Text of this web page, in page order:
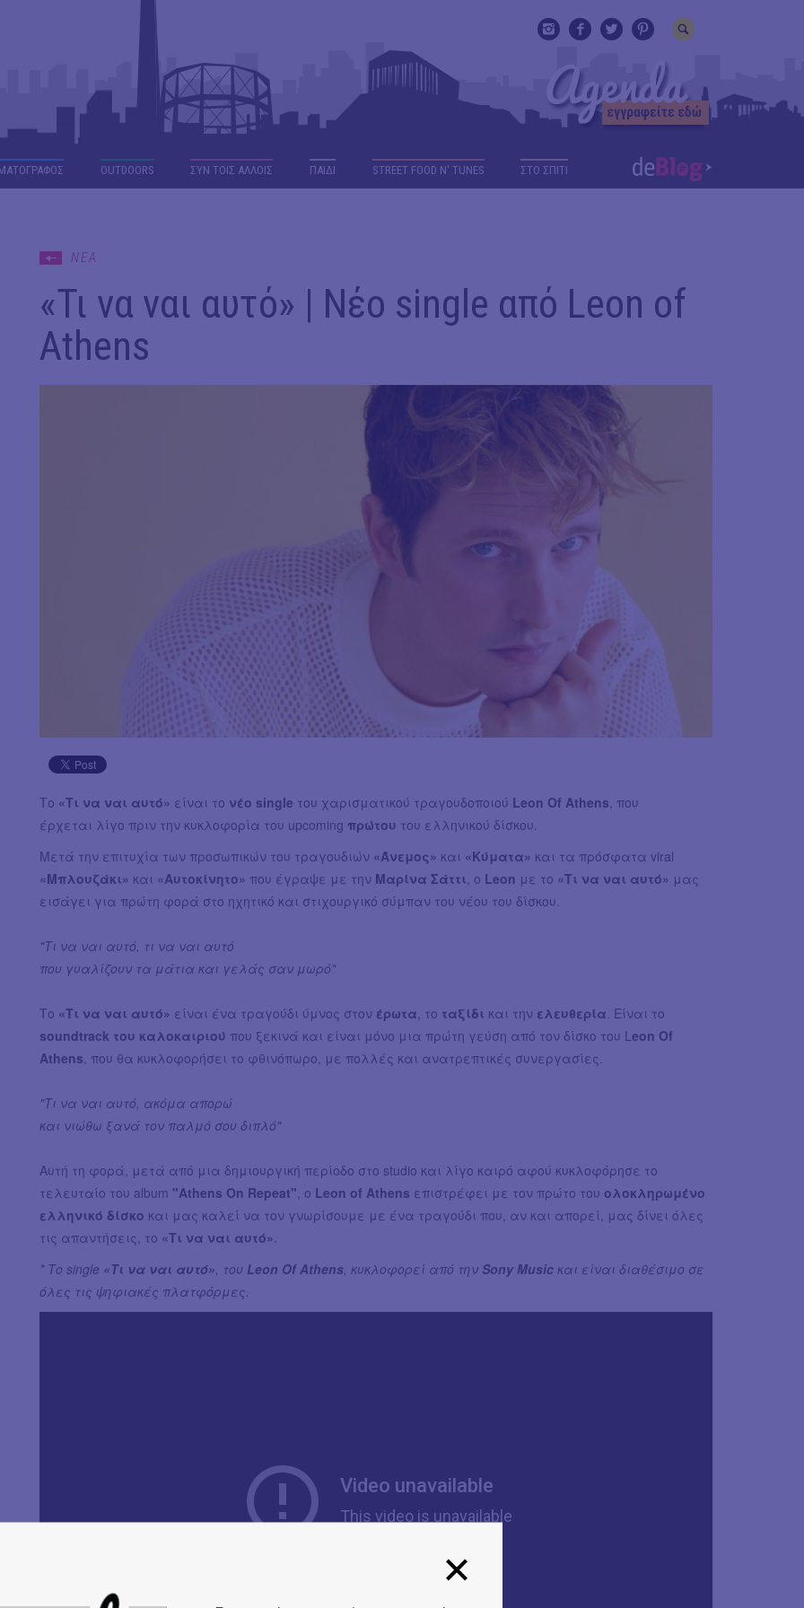
OUTDΟORS ΣΥΝ ΤΟΙΣ ΑΛΛΟΙΣ ΠΑΙΔΙ STREET FOOD N' TUNES ΣΤΟ ΣΠΙΤΙ
ΝΕΑ
«Τι να ναι αυτό» | Νέο single από Leon of
Athens
Το «Τι να ναι αυτό» είναι το νέο single του χαρισματικού τραγουδοποιού Leon Of Athens , που
έρχεται λίγο πριν την κυκλοφορία του upcoming πρώτου του ελληνικού δίσκου.
Μετά την επιτυχία των προσωπικών του τραγουδιών «Άνεμος» και «Κύματα» και τα πρόσφατα viral
«Μπλουζάκι» και «Αυτοκίνητο» που έγραψε με την Μαρίνα Σάττι , ο Leon με το «Τι να ναι αυτό» μας
εισάγει για πρώτη φορά στο ηχητικό και στιχουργικό σύμπαν του νέου του δίσκου.
"Τι να ναι αυτό, τι να ναι αυτό
που γυαλίζουν τα μάτια και γελάς σαν μωρό"
Το «Τι να ναι αυτό» είναι ένα τραγούδι ύμνος στον έρωτα , τo ταξίδι και την ελευθερία . Είναι το
soundtrack του καλοκαιριού που ξεκινά και είναι μόνο μια πρώτη γεύση από τον δίσκο του L eon Of
Athens , που θα κυκλοφορήσει το φθινόπωρο, με πολλές και ανατρεπτικές συνεργασίες.
"Τι να ναι αυτό, ακόμα απορώ
και νιώθω ξανά τον παλμό σου διπλό"
Αυτή τη φορά, μετά από μια δημιουργική περίοδο στο studio και λίγο καιρό αφού κυκλοφόρησε το
τελευταίο του album "Athens On Repeat" , ο Leon of Athens επιστρέφει με τον πρώτο του ολοκληρωμένο
ελληνικό δίσκο και μας καλεί να τον γνωρίσουμε με ένα τραγούδι που, αν και απορεί, μας δίνει όλες
τις απαντήσεις, το «Τι να ναι αυτό»
* Το single «Τι να ναι αυτό» , του Leon Of Athens , κυκλοφορεί από την Sony Music και είναι διαθέσιμο σε
όλες τις ψηφιακές πλατφόρμες.